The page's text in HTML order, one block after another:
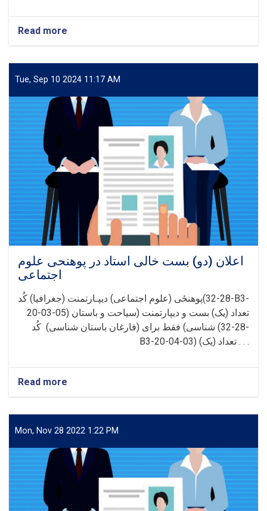
Read more
اعلان
بست
خالی
در
پوهنحی
اقتصاد
Tue, Sep 10 2024 11:17 AM
اعلان (دو) بست خالی استاد در پوهنحی علوم
اجتماعی
پوهنځی (علوم اجتماعی) دیپـارتمنت (جغرافیا) کُد(28-32-B3-
20-03-05) تعداد (یک) بست و دیپارتمنت (سیاحت و باستان
شناسی) فقط برای (فارغان باستان شناسی) کُد (28-32-
B3-20-04-03) تعداد (یک) . . .
Read more
اعلان
بست
خالی
در
پوهنحی
علوم
Mon, Nov 28 2022 1:22 PM